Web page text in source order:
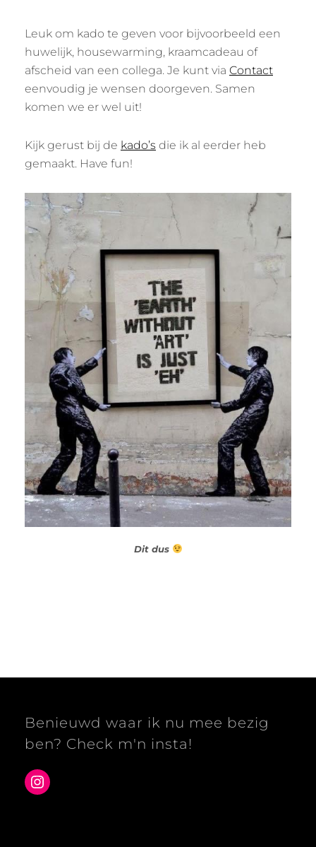
Leuk om kado te geven voor bijvoorbeeld een
huwelijk, housewarming, kraamcadeau of
afscheid van een collega. Je kunt via Contact
eenvoudig je wensen doorgeven. Samen
komen we er wel uit!
Kijk gerust bij de kado’s die ik al eerder heb
gemaakt. Have fun!
Dit dus
Benieuwd waar ik nu mee bezig
ben? Check m'n insta!
Instagram